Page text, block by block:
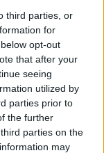
third parties, or
for
opt-out
that after your
seeing
utilized by
parties prior to
the further
parties on the
may
per